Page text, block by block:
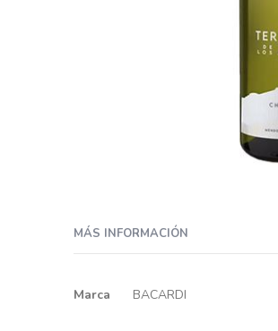
the
beginning
the
MÁS INFORMACIÓN
Más
Marca BACARDI